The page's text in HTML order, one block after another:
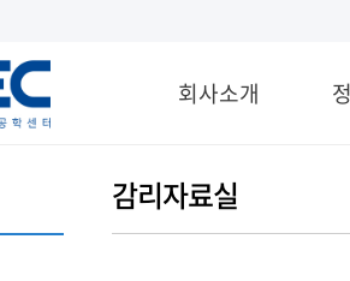
회사소개
감리자료실